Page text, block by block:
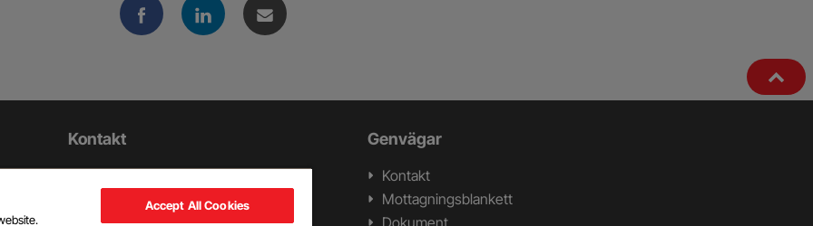
Kontakt
Swerock AB
262 24 Ängelholm
Genvägar
Kontakt
Mottagningsblankett
Dokument
Accept All Cookies